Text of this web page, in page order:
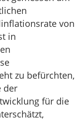
von
in
zu befürchten,
der
für die